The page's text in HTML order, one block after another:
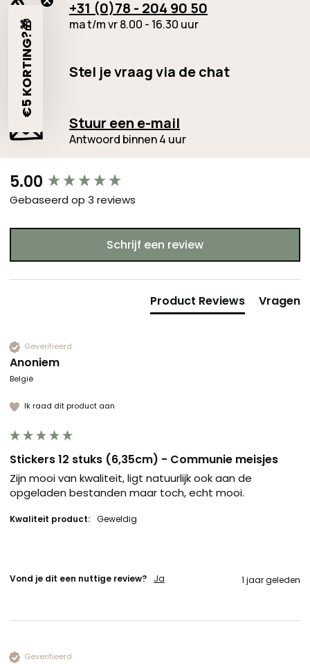
+31 (0)78 - 204 90 50
ma t/m vr 8.00 - 16.30 uur
Stel je vraag via de chat
Stuur een e-mail
Antwoord binnen 4 uur
5.00
Gebaseerd op 3 reviews
Schrijf een review
Product Reviews Vragen
Geverifieerd
Anoniem
België
Ik raad dit product aan
Stickers 12 stuks (6,35cm) - Communie meisjes
Zijn mooi van kwaliteit, ligt natuurlijk ook aan de
opgeladen bestanden maar toch, echt mooi.
Kwaliteit product: Geweldig
Vond je dit een nuttige review? Ja 1 jaar geleden
Geverifieerd
New content loaded
€5 KORTING?🎁